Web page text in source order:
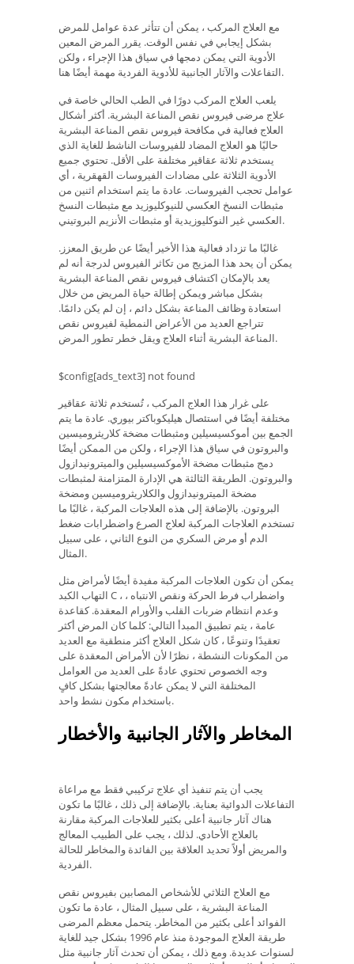
مع العلاج المركب ، يمكن أن تتأثر عدة عوامل للمرض
بشكل إيجابي في نفس الوقت. يقرر المرض المعين
الأدوية التي يمكن دمجها في سياق هذا الإجراء ، ولكن
التفاعلات والآثار الجانبية للأدوية الفردية مهمة أيضًا هنا.
يلعب العلاج المركب دورًا في الطب الحالي خاصة في
علاج مرضى فيروس نقص المناعة البشرية. أكثر أشكال
العلاج فعالية في مكافحة فيروس نقص المناعة البشرية
حاليًا هو العلاج المضاد للفيروسات الناشط للغاية الذي
يستخدم ثلاثة عقاقير مختلفة على الأقل. تحتوي جميع
الأدوية الثلاثة على مضادات الفيروسات القهقرية ، أي
عوامل تحجب الفيروسات. عادة ما يتم استخدام اثنين من
مثبطات النسخ العكسي للنيوكليوزيد مع مثبطات النسخ
العكسي غير النوكليوزيدية أو مثبطات الأنزيم البروتيني.
غالبًا ما تزداد فعالية هذا الأخير أيضًا عن طريق المعزز.
يمكن أن يحد هذا المزيج من تكاثر الفيروس لدرجة أنه لم
يعد بالإمكان اكتشاف فيروس نقص المناعة البشرية
بشكل مباشر ويمكن إطالة حياة المريض من خلال
استعادة وظائف المناعة بشكل دائم ، إن لم يكن دائمًا.
تتراجع العديد من الأعراض النمطية لفيروس نقص
المناعة البشرية أثناء العلاج ويقل خطر تطور المرض.
$config[ads_text3] not found
على غرار هذا العلاج المركب ، تُستخدم ثلاثة عقاقير
مختلفة أيضًا في استئصال هيليكوباكتر بيوري. عادة ما يتم
الجمع بين أموكسيسيلين ومثبطات مضخة كلاريثروميسين
والبروتون في سياق هذا الإجراء ، ولكن من الممكن أيضًا
دمج مثبطات مضخة الأموكسيسيلين والميترونيدازول
والبروتون. الطريقة الثالثة هي الإدارة المتزامنة لمثبطات
مضخة الميترونيدازول والكلاريثروميسين ومضخة
البروتون. بالإضافة إلى هذه العلاجات المركبة ، غالبًا ما
تستخدم العلاجات المركبة لعلاج الصرع واضطرابات ضغط
الدم أو مرض السكري من النوع الثاني ، على سبيل
المثال.
يمكن أن تكون العلاجات المركبة مفيدة أيضًا لأمراض مثل
التهاب الكبد C ، واضطراب فرط الحركة ونقص الانتباه ،
وعدم انتظام ضربات القلب والأورام المعقدة. كقاعدة
عامة ، يتم تطبيق المبدأ التالي: كلما كان المرض أكثر
تعقيدًا وتنوعًا ، كان شكل العلاج أكثر منطقية مع العديد
من المكونات النشطة ، نظرًا لأن الأمراض المعقدة على
وجه الخصوص تحتوي عادةً على العديد من العوامل
المختلفة التي لا يمكن عادةً معالجتها بشكل كافٍ
باستخدام مكون نشط واحد.
المخاطر والآثار الجانبية والأخطار
يجب أن يتم تنفيذ أي علاج تركيبي فقط مع مراعاة
التفاعلات الدوائية بعناية. بالإضافة إلى ذلك ، غالبًا ما تكون
هناك آثار جانبية أعلى بكثير للعلاجات المركبة مقارنة
بالعلاج الأحادي. لذلك ، يجب على الطبيب المعالج
والمريض أولاً تحديد العلاقة بين الفائدة والمخاطر للحالة
الفردية.
مع العلاج الثلاثي للأشخاص المصابين بفيروس نقص
المناعة البشرية ، على سبيل المثال ، عادة ما تكون
الفوائد أعلى بكثير من المخاطر. يتحمل معظم المرضى
طريقة العلاج الموجودة منذ عام 1996 بشكل جيد للغاية
لسنوات عديدة. ومع ذلك ، يمكن أن تحدث آثار جانبية مثل